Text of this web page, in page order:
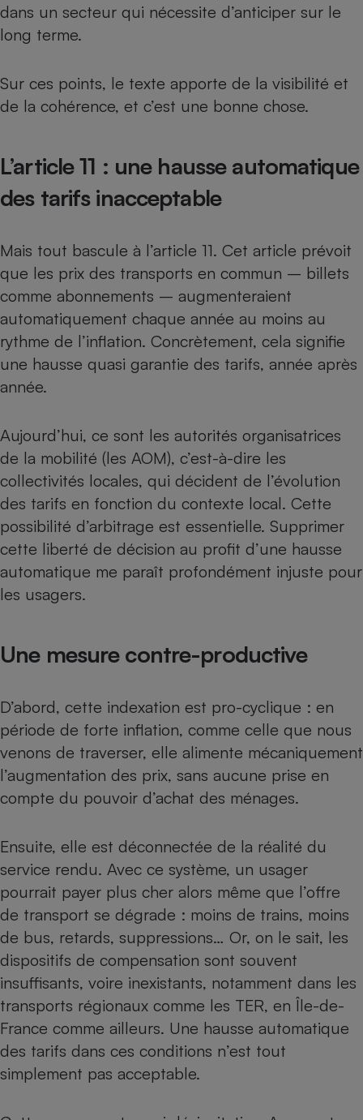
dans un secteur qui nécessite d’anticiper sur le
long terme.
Sur ces points, le texte apporte de la visibilité et
de la cohérence, et c’est une bonne chose.
L’article 11 : une hausse automatique
des tarifs inacceptable
Mais tout bascule à l’article 11. Cet article prévoit
que les prix des transports en commun – billets
comme abonnements – augmenteraient
automatiquement chaque année au moins au
rythme de l’inflation. Concrètement, cela signifie
une hausse quasi garantie des tarifs, année après
année.
Aujourd’hui, ce sont les autorités organisatrices
de la mobilité (les AOM), c’est-à-dire les
collectivités locales, qui décident de l’évolution
des tarifs en fonction du contexte local. Cette
possibilité d’arbitrage est essentielle. Supprimer
cette liberté de décision au profit d’une hausse
automatique me paraît profondément injuste pour
les usagers.
Une mesure contre-productive
D’abord, cette indexation est pro-cyclique : en
période de forte inflation, comme celle que nous
venons de traverser, elle alimente mécaniquement
l’augmentation des prix, sans aucune prise en
compte du pouvoir d’achat des ménages.
Ensuite, elle est déconnectée de la réalité du
service rendu. Avec ce système, un usager
pourrait payer plus cher alors même que l’offre
de transport se dégrade : moins de trains, moins
de bus, retards, suppressions… Or, on le sait, les
dispositifs de compensation sont souvent
insuffisants, voire inexistants, notamment dans les
transports régionaux comme les TER, en Île-de-
France comme ailleurs. Une hausse automatique
des tarifs dans ces conditions n’est tout
simplement pas acceptable.